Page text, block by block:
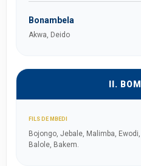
Bonambela
Akwa, Deido
II.
FILS DE MBEDI
Bojongo, Jebale, Malimba,
Balole, Bakem.